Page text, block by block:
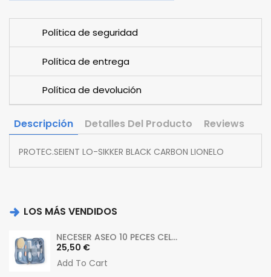
Política de seguridad
Política de entrega
Política de devolución
Descripción Detalles Del Producto Reviews
PROTEC.SEIENT LO-SIKKER BLACK CARBON LIONELO
LOS MÁS VENDIDOS
NECESER ASEO 10 PECES CEL...
Precio
25,50 €
Add To Cart